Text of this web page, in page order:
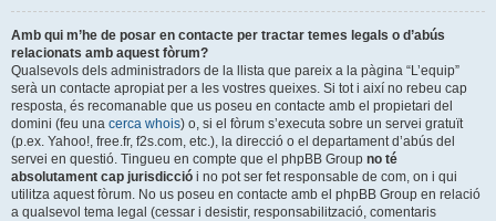
Amb qui m’he de posar en contacte per tractar temes legals o d’abús
relacionats amb aquest fòrum?
Qualsevols dels administradors de la llista que pareix a la pàgina “L’equip”
serà un contacte apropiat per a les vostres queixes. Si tot i així no rebeu cap
resposta, és recomanable que us poseu en contacte amb el propietari del
domini (feu una cerca whois) o, si el fòrum s’executa sobre un servei gratuït
(p.ex. Yahoo!, free.fr, f2s.com, etc.), la direcció o el departament d’abús del
servei en questió. Tingueu en compte que el phpBB Group no té
absolutament cap jurisdicció i no pot ser fet responsable de com, on i qui
utilitza aquest fòrum. No us poseu en contacte amb el phpBB Group en relació
a qualsevol tema legal (cessar i desistir, responsabilització, comentaris